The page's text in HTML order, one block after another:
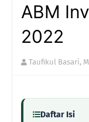
ABM
2022
Taufikul Basari,
Daftar Isi